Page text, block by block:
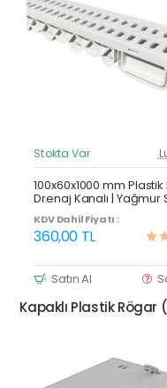
Stokta Var
100x60x1000 mm Plastik
Drenaj Kanalı | Yağmur
Havuz Kenarı Oluğu
KDV Dahil Fiyatı :
360,00 TL
Satın Al
Kapaklı Plastik Rögar